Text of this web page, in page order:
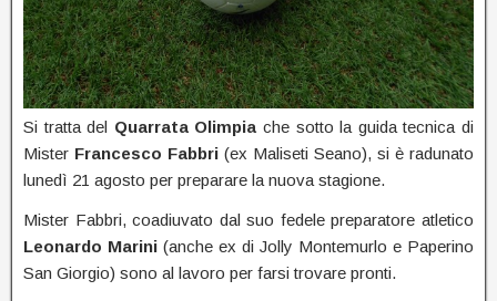
Si tratta del Quarrata Olimpia che sotto la guida tecnica di
Mister Francesco Fabbri (ex Maliseti Seano), si è radunato
lunedì 21 agosto per preparare la nuova stagione.
Mister Fabbri, coadiuvato dal suo fedele preparatore atletico
Leonardo Marini (anche ex di Jolly Montemurlo e Paperino
San Giorgio) sono al lavoro per farsi trovare pronti.